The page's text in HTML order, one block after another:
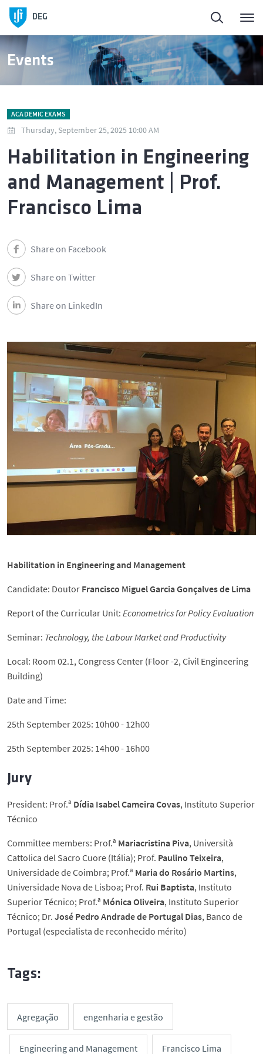
DEG
Events
ACADEMIC EXAMS
Thursday, September 25, 2025 10:00 AM
Habilitation in Engineering
and Management | Prof.
Francisco Lima
Share on Facebook
Share on Twitter
Share on LinkedIn
Habilitation in Engineering and Management
Candidate: Doutor Francisco Miguel Garcia Gonçalves de Lima
Report of the Curricular Unit: Econometrics for Policy Evaluation
Seminar: Technology, the Labour Market and Productivity
Local: Room 02.1, Congress Center (Floor -2, Civil Engineering
Building)
Date and Time:
25th September 2025: 10h00 - 12h00
25th September 2025: 14h00 - 16h00
Jury
President: Prof.ª Dídia Isabel Cameira Covas, Instituto Superior
Técnico
Committee members: Prof.ª Mariacristina Piva, Università
Cattolica del Sacro Cuore (Itália); Prof. Paulino Teixeira,
Universidade de Coimbra; Prof.ª Maria do Rosário Martins,
Universidade Nova de Lisboa; Prof. Rui Baptista, Instituto
Superior Técnico; Prof.ª Mónica Oliveira, Instituto Superior
Técnico; Dr. José Pedro Andrade de Portugal Dias, Banco de
Portugal (especialista de reconhecido mérito)
Tags:
Agregação engenharia e gestão
Engineering and Management Francisco Lima